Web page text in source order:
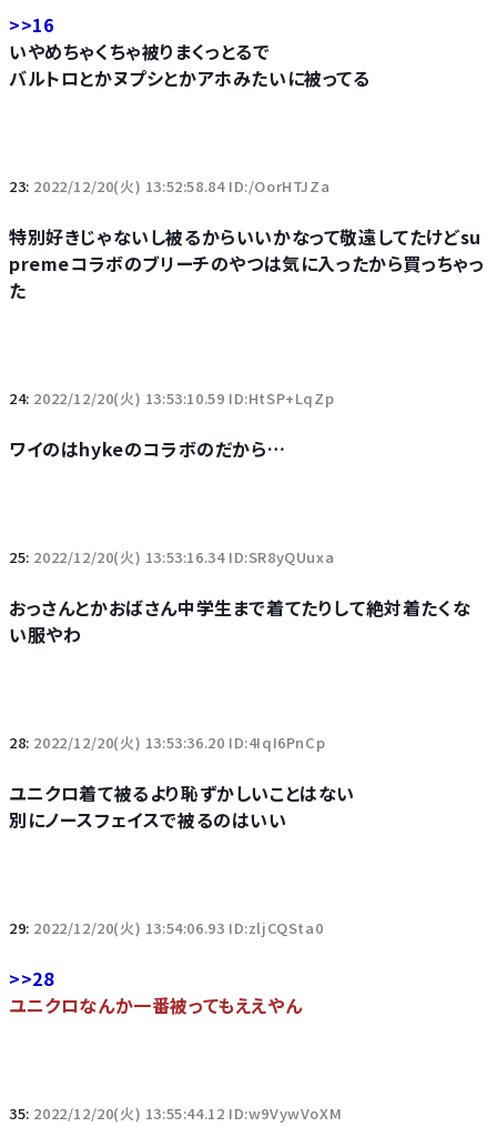
>>16
いやめちゃくちゃ被りまくっとるで
バルトロとかヌプシとかアホみたいに被ってる
23: 2022/12/20(火) 13:52:58.84 ID:/OorHTJZa
特別好きじゃないし被るからいいかなって敬遠してたけどsu
premeコラボのブリーチのやつは気に入ったから買っちゃっ
た
24: 2022/12/20(火) 13:53:10.59 ID:HtSP+LqZp
ワイのはhykeのコラボのだから…
25: 2022/12/20(火) 13:53:16.34 ID:SR8yQUuxa
おっさんとかおばさん中学生まで着てたりして絶対着たくな
い服やわ
28: 2022/12/20(火) 13:53:36.20 ID:4IqI6PnCp
ユニクロ着て被るより恥ずかしいことはない
別にノースフェイスで被るのはいい
29: 2022/12/20(火) 13:54:06.93 ID:zljCQSta0
>>28
ユニクロなんか一番被ってもええやん
35: 2022/12/20(火) 13:55:44.12 ID:w9VywVoXM